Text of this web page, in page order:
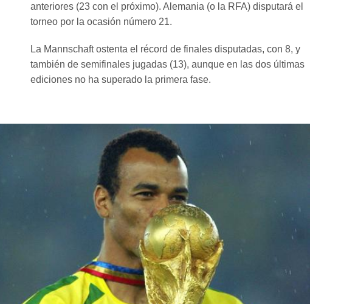
anteriores (23 con el próximo). Alemania (o la RFA) disputará el
torneo por la ocasión número 21.
La Mannschaft ostenta el récord de finales disputadas, con 8, y
también de semifinales jugadas (13), aunque en las dos últimas
ediciones no ha superado la primera fase.